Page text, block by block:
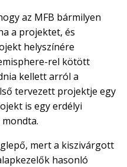
az MFB bármilyen
a projektet, és
helyszínére
rel kötött
kellett arról a
tervezett projektje egy
is egy erdélyi
mert a kiszivárgott
hasonló